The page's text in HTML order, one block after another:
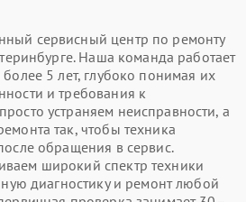
сервисный центр по ремонту
Наша команда работает
5 лет, глубоко понимая их
и требования к
устраняем неисправности, а
так, чтобы техника
обращения в сервис.
широкий спектр техники
диагностику и ремонт любой